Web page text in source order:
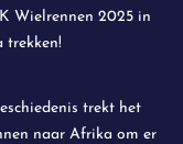
Wielrennen 2025 in
trekken!
trekt het
naar Afrika om er